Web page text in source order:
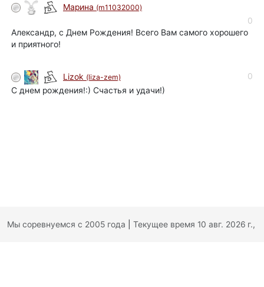
Марина (m11032000)
0
Александр, с Днем Рождения! Всего Вам самого хорошего
и приятного!
Lizok (liza-zem)
0
С днем рождения!:) Счастья и удачи!)
Мы соревнуемся с 2005 года Текущее время 10 авг. 2026 г.,